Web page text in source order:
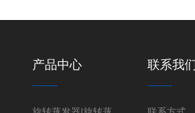
产品中心 联系我们